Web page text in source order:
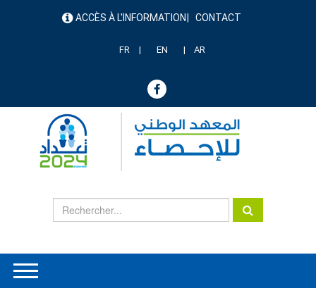
menu ACCÈS À L'INFORMATION CONTACT
FR EN AR